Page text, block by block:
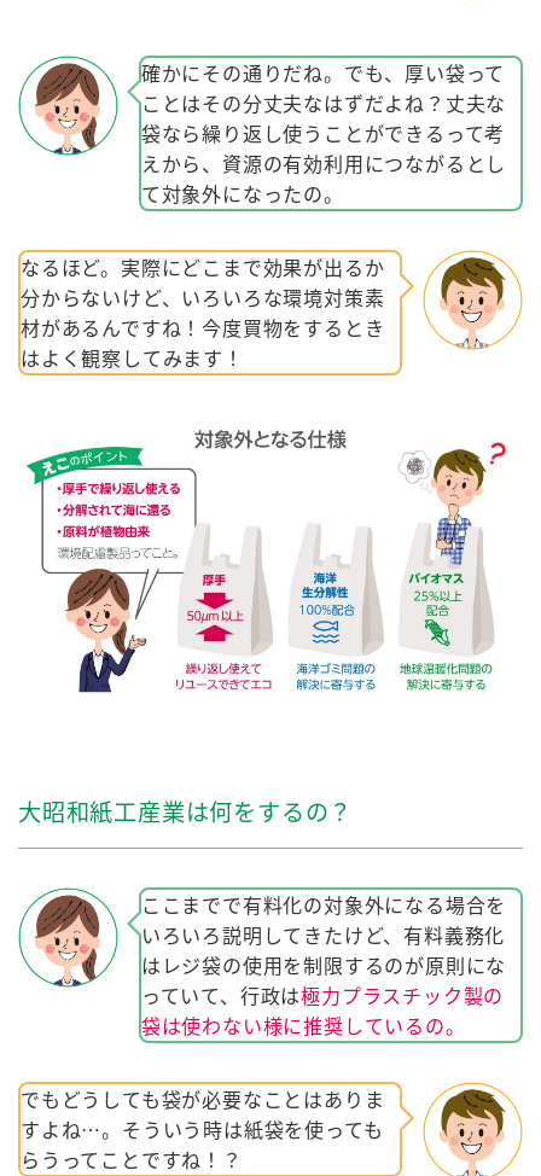
確かにその通りだね。でも、厚い袋って
ことはその分丈夫なはずだよね？丈夫な
袋なら繰り返し使うことができるって考
えから、資源の有効利用につながるとし
て対象外になったの。
なるほど。実際にどこまで効果が出るか
分からないけど、いろいろな環境対策素
材があるんですね！今度買物をするとき
はよく観察してみます！
大昭和紙工産業は何をするの？
ここまでで有料化の対象外になる場合を
いろいろ説明してきたけど、有料義務化
はレジ袋の使用を制限するのが原則にな
っていて、行政は極力プラスチック製の
袋は使わない様に推奨しているの。
でもどうしても袋が必要なことはありま
すよね…。そういう時は紙袋を使っても
らうってことですね！？